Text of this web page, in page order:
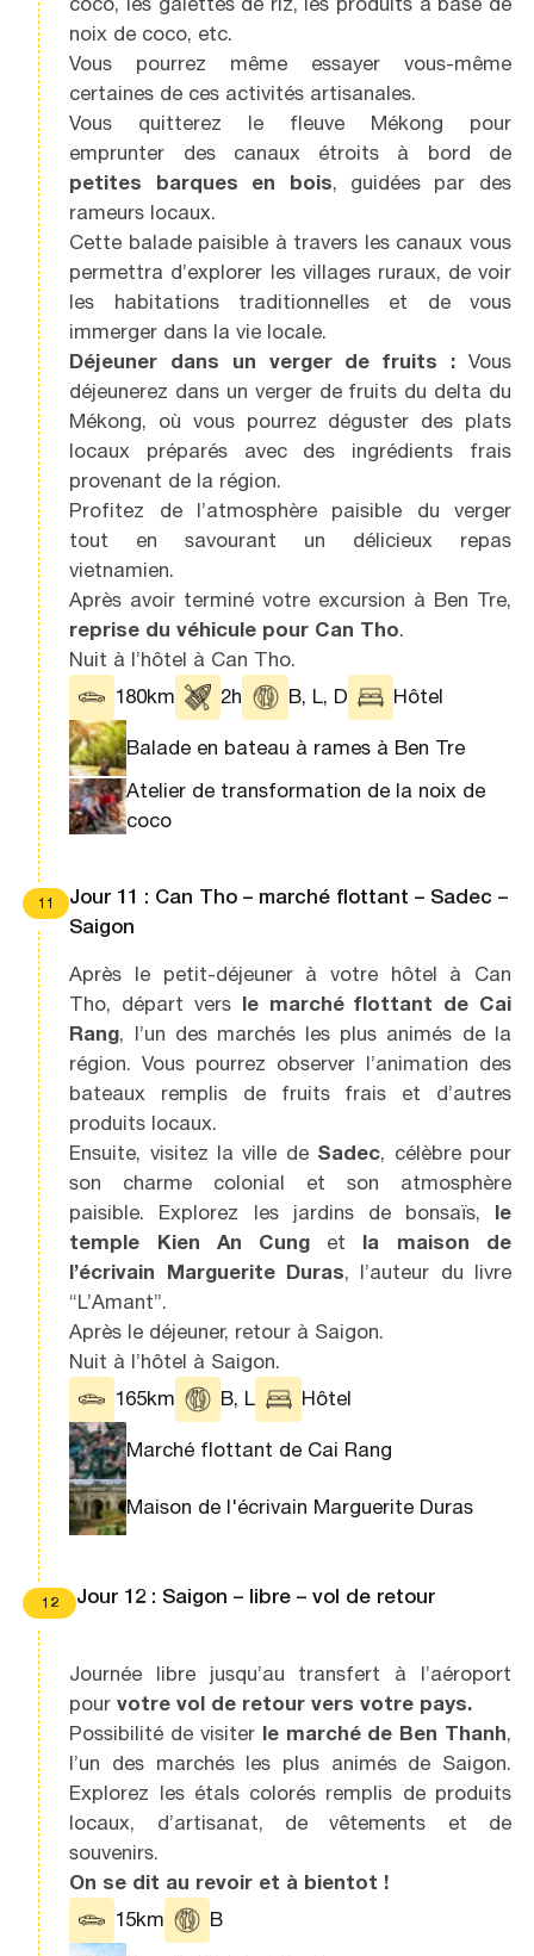
noix de coco, etc.
Vous pourrez même essayer vous-même
certaines de ces activités artisanales.
Vous quitterez le fleuve Mékong pour
emprunter des canaux étroits à bord de
petites barques en bois, guidées par des
rameurs locaux.
Cette balade paisible à travers les canaux vous
permettra d’explorer les villages ruraux, de voir
les habitations traditionnelles et de vous
immerger dans la vie locale.
Déjeuner dans un verger de fruits : Vous
déjeunerez dans un verger de fruits du delta du
Mékong, où vous pourrez déguster des plats
locaux préparés avec des ingrédients frais
provenant de la région.
Profitez de l’atmosphère paisible du verger
tout en savourant un délicieux repas
vietnamien.
Après avoir terminé votre excursion à Ben Tre,
reprise du véhicule pour Can Tho.
Nuit à l’hôtel à Can Tho.
180km
2h B, L, D Hôtel
Balade en bateau à rames à Ben Tre
Atelier de transformation de la noix de
coco
11
Jour 11 : Can Tho – marché flottant – Sadec –
Saigon
Après le petit-déjeuner à votre hôtel à Can
Tho, départ vers le marché flottant de Cai
Rang, l’un des marchés les plus animés de la
région. Vous pourrez observer l’animation des
bateaux remplis de fruits frais et d’autres
produits locaux.
Ensuite, visitez la ville de Sadec, célèbre pour
son charme colonial et son atmosphère
paisible. Explorez les jardins de bonsaïs, le
temple Kien An Cung et la maison de
l’écrivain Marguerite Duras, l’auteur du livre
“L’Amant”.
Après le déjeuner, retour à Saigon.
Nuit à l’hôtel à Saigon.
165km
B, L Hôtel
Marché flottant de Cai Rang
Maison de l'écrivain Marguerite Duras
12 Jour 12 : Saigon – libre – vol de retour
Journée libre jusqu’au transfert à l’aéroport
pourvotre vol de retour vers votre pays.
Possibilité de visiter le marché de Ben Thanh,
l’un des marchés les plus animés de Saigon.
Explorez les étals colorés remplis de produits
locaux, d’artisanat, de vêtements et de
souvenirs.
On se dit au revoir et à bientot !
15km
B